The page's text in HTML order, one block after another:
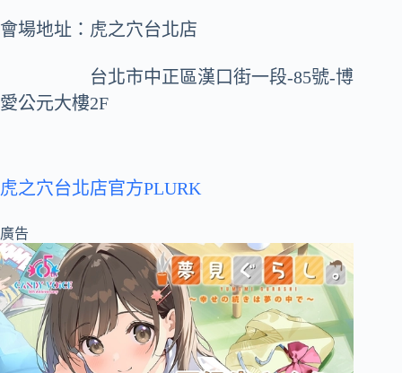
會場地址：虎之穴台北店
台北市中正區漢口街一段-85號-博
愛公元大樓2F
虎之穴台北店官方PLURK
廣告